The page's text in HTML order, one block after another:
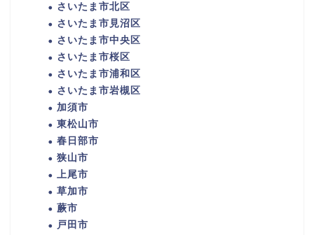
さいたま市北区
さいたま市見沼区
さいたま市中央区
さいたま市桜区
さいたま市浦和区
さいたま市岩槻区
加須市
東松山市
春日部市
狭山市
上尾市
草加市
蕨市
戸田市